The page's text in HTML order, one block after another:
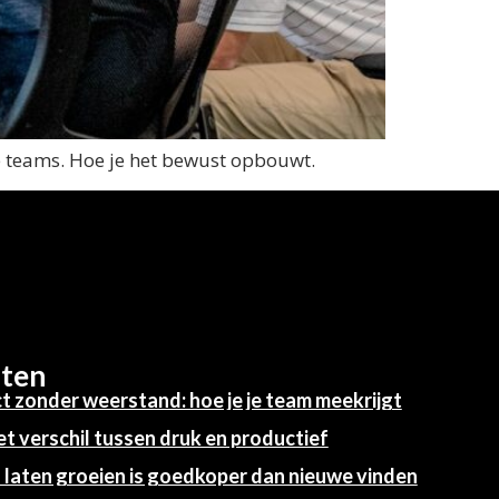
Hoe je het bewust opbouwt.
zonder weerstand: hoe je je team meekrijgt
verschil tussen druk en productief
groeien is goedkoper dan nieuwe vinden